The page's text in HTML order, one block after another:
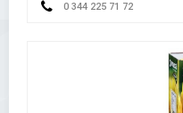
0 344 225 71 72